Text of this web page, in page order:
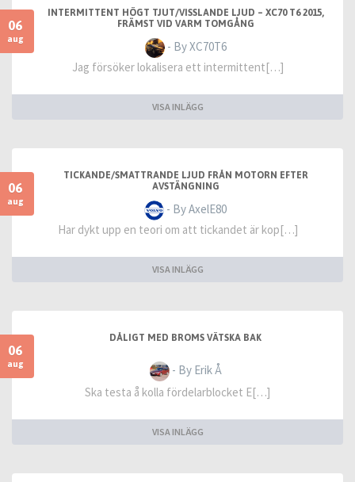
06
aug
INTERMITTENT HÖGT TJUT/VISSLANDE LJUD – XC70 T6 2015,
FRÄMST VID VARM TOMGÅNG
- By XC70T6
Jag försöker lokalisera ett intermittent[…]
VISA INLÄGG
06
aug
TICKANDE/SMATTRANDE LJUD FRÅN MOTORN EFTER
AVSTÄNGNING
- By AxelE80
Har dykt upp en teori om att tickandet är kop[…]
VISA INLÄGG
06
aug
DÅLIGT MED BROMS VÄTSKA BAK
- By Erik Å
Ska testa å kolla fördelarblocket E[…]
VISA INLÄGG